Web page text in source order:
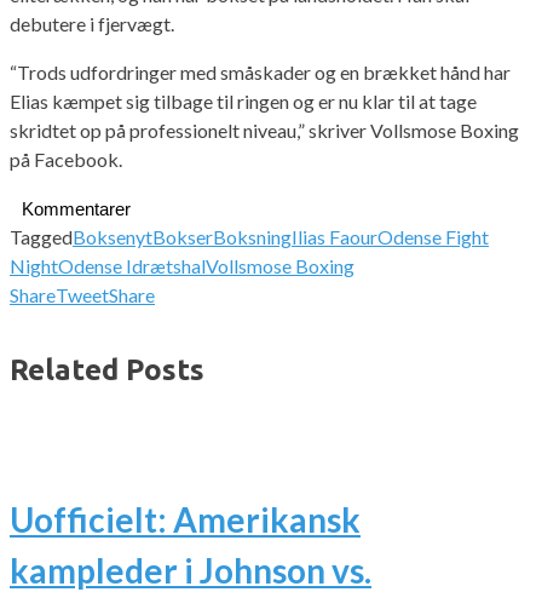
debutere i fjervægt.
“Trods udfordringer med småskader og en brækket hånd har
Elias kæmpet sig tilbage til ringen og er nu klar til at tage
skridtet op på professionelt niveau,” skriver Vollsmose Boxing
på Facebook.
Kommentarer
TaggedBoksenytBokserBoksningIlias FaourOdense Fight
NightOdense IdrætshalVollsmose Boxing
ShareTweetShare
Related Posts
Uofficielt: Amerikansk
kampleder i Johnson vs.